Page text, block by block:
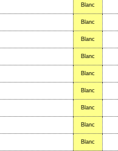
Blanc
Blanc
Blanc
Blanc
Blanc
Blanc
Blanc
Blanc
Blanc